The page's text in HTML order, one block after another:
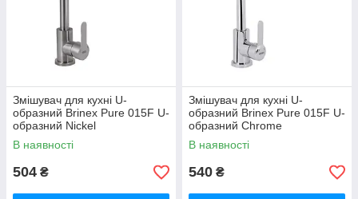
Змішувач для кухні U-
образний Brinex Pure 015F U-
образний Nickel
BRIPUR015FNKL
В наявності
504 ₴
Змішувач для кухні U-
образний Brinex Pure 015F U-
образний Chrome
BRIPUR015FCRM
В наявності
540 ₴